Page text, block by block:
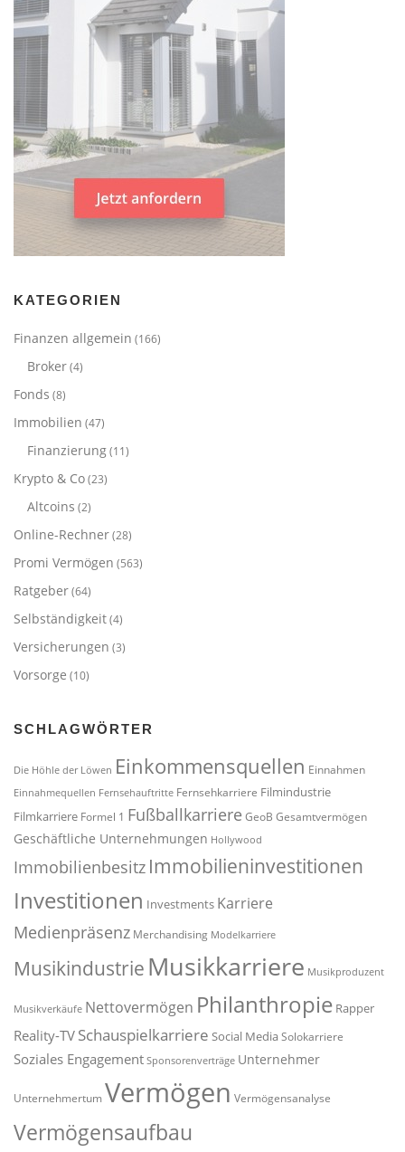
KATEGORIEN
Finanzen allgemein (166)
Broker(4)
Fonds (8)
Immobilien (47)
Finanzierung(11)
Krypto & Co(23)
Altcoins (2)
Online-Rechner(28)
Promi Vermögen (563)
Ratgeber(64)
Selbständigkeit(4)
Versicherungen (3)
Vorsorge (10)
SCHLAGWÖRTER
Die Höhle der Löwen Einkommensquellen Einnahmen
Einnahmequellen Fernsehauftritte Fernsehkarriere Filmindustrie
Filmkarriere Formel 1 Fußballkarriere GeoB Gesamtvermögen
Geschäftliche Unternehmungen Hollywood
Immobilienbesitz Immobilieninvestitionen
Investitionen Investments Karriere
Medienpräsenz Merchandising Modelkarriere
Musikindustrie Musikkarriere Musikproduzent
Musikverkäufe Nettovermögen Philanthropie Rapper
Reality-TV Schauspielkarriere Social MediaSolokarriere
Soziales Engagement Sponsorenverträge Unternehmer
UnternehmertumVermögen Vermögensanalyse
Vermögensaufbau